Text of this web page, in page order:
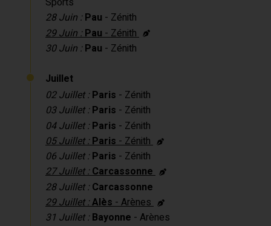
28 Juin : Pau - Zénith
29 Juin : Pau - Zénith
30 Juin : Pau - Zénith
Juillet
02 Juillet : Paris - Zénith
03 Juillet : Paris - Zénith
04 Juillet : Paris - Zénith
05 Juillet :Paris- Zénith
06 Juillet : Paris - Zénith
27 Juillet :Carcassonne
28 Juillet : Carcassonne
29 Juillet :Alès- Arènes
31 Juillet : Bayonne - Arènes